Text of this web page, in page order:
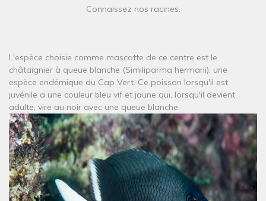
Connaissez nos racines.
L'espèce choisie comme mascotte de ce centre est le
châtaignier à queue blanche (Similiparma hermani), une
espèce endémique du Cap Vert.​ Ce poisson lorsqu'il est
juvénile a une couleur bleu vif et jaune qui, lorsqu'il devient
adulte, vire au noir avec une queue blanche.